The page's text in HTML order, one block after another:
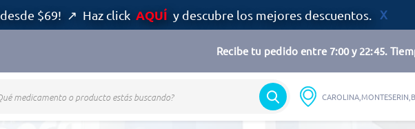
$69! ↗ Haz click AQUÍ y descubre los mejores descuentos.
Recibe tu pedido entre 7:00 y 22:45.